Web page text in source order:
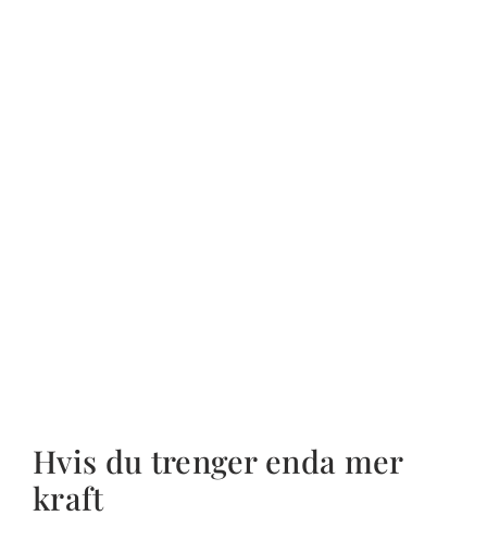
Hvis du trenger enda mer
kraft